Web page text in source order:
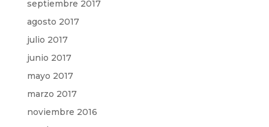
septiembre 2017
agosto 2017
julio 2017
junio 2017
mayo 2017
marzo 2017
noviembre 2016